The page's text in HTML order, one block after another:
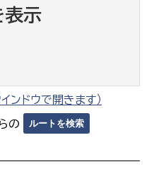
表示
ンドウで開きます）
の